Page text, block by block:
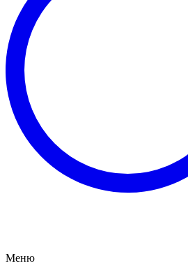
Меню